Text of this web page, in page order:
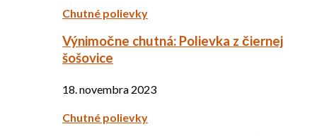
Chutné polievky
Výnimočne chutná: Polievka z čiernej
šošovice
18. novembra 2023
Chutné polievky